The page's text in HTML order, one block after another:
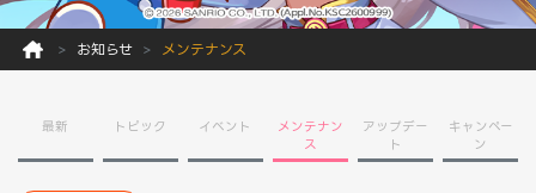
お知らせ メンテナンス
最新 トピック イベント
メンテナン
ス
アップデー
ト
キャンペー
ン